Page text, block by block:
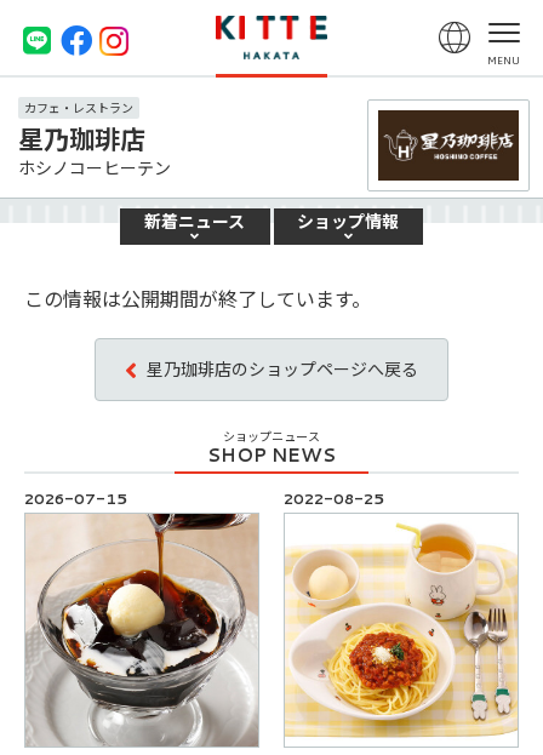
カフェ・レストラン
星乃珈琲店
ホシノコーヒーテン
新着ニュース ショップ情報
この情報は公開期間が終了しています。
星乃珈琲店のショップページへ戻る
ショップニュース
2026-07-15 2022-08-25